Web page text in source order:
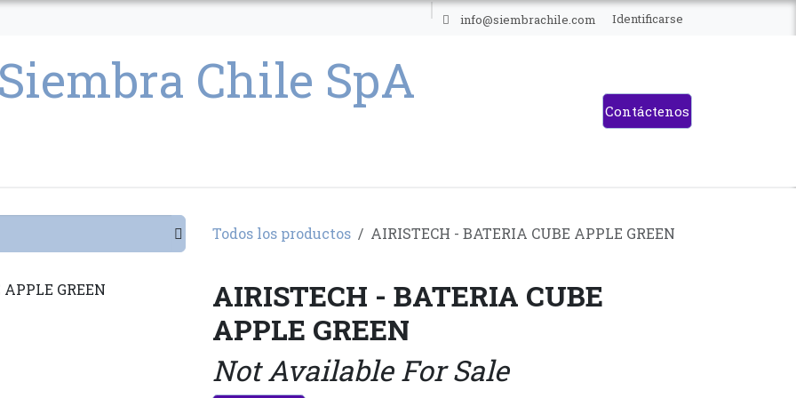
info@siembrachile.com Identificarse
Contáctenos
Todos los productos AIRISTECH - BATERIA CUBE APPLE GREEN
AIRISTECH - BATERIA CUBE
APPLE GREEN
Not Available For Sale